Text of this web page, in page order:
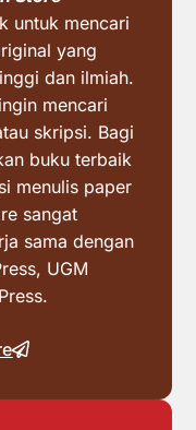
untuk mencari
yang
dan ilmiah.
mencari
skripsi. Bagi
buku terbaik
menulis paper
sangat
sama dengan
UGM